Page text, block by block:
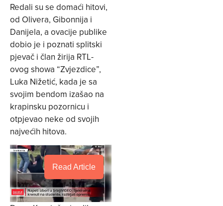
Redali su se domaći hitovi,
od Olivera, Gibonnija i
Danijela, a ovacije publike
dobio je i poznati splitski
pjevač i član žirija RTL-
ovog showa “Zvjezdice”,
Luka Nižetić, kada je sa
svojim bendom izašao na
krapinsku pozornicu i
otpjevao neke od svojih
najvećih hitova.
Read Article